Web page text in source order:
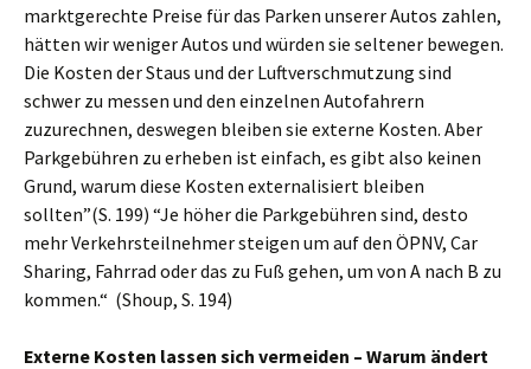
marktgerechte Preise für das Parken unserer Autos zahlen,
hätten wir weniger Autos und würden sie seltener bewegen.
Die Kosten der Staus und der Luftverschmutzung sind
schwer zu messen und den einzelnen Autofahrern
zuzurechnen, deswegen bleiben sie externe Kosten. Aber
Parkgebühren zu erheben ist einfach, es gibt also keinen
Grund, warum diese Kosten externalisiert bleiben
sollten”(S. 199) “Je höher die Parkgebühren sind, desto
mehr Verkehrsteilnehmer steigen um auf den ÖPNV, Car
Sharing, Fahrrad oder das zu Fuß gehen, um von A nach B zu
kommen.“ (Shoup, S. 194)
Externe Kosten lassen sich vermeiden – Warum ändert